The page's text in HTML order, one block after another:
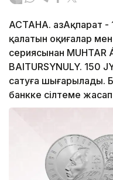
АСТАНА. ҚазАқпарат -
қалатын оқиғалар
сериясынан MUHTAR
BAITURSYNULY. 150
сатуға шығарылады.
банкке сілтеме